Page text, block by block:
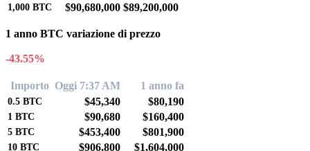
1,000 BTC $90,680,000 $89,200,000
1 anno BTC variazione di prezzo
-43.55%
Importo Oggi 7:37 AM 1 anno fa
0.5 BTC $45,340 $80,190
1 BTC $90,680 $160,400
5 BTC $453,400 $801,900
10 BTC $906,800 $1,604,000